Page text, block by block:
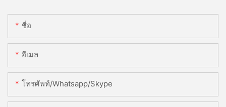
ชื่อ
อีเมล
โทรศัพท์/whatsapp/skype